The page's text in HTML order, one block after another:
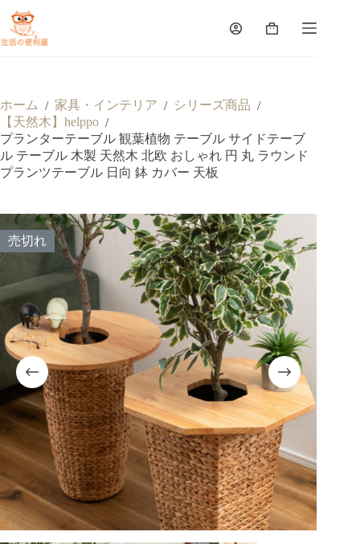
ホーム / 家具・インテリア / シリーズ商品 /
【天然木】helppo /
プランターテーブル 観葉植物 テーブル サイドテーブ
ル テーブル 木製 天然木 北欧 おしゃれ 円 丸 ラウンド
プランツテーブル 日向 鉢 カバー 天板
売切れ